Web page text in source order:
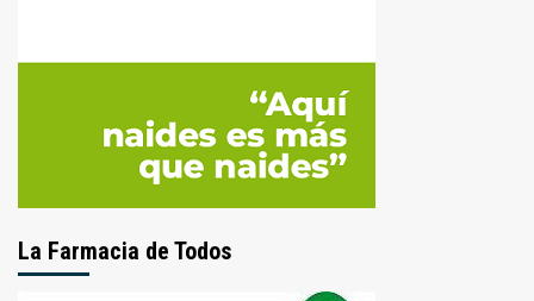
La Farmacia de Todos